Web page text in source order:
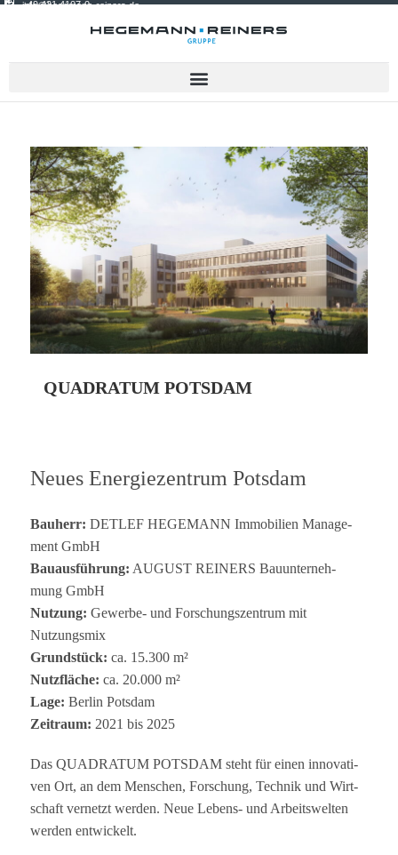
+49 421 4107-0
info@hegemann-reiners.de
QUADRATUM POTSDAM
Neues Ener­gie­zen­trum Potsdam
Bau­herr: DETLEF HEGEMANN Immo­bi­lien Manage­
ment GmbH
Bau­aus­füh­rung: AUGUST REINERS Bau­un­ter­neh­
mung GmbH
Nut­zung: Gewerbe- und For­schungs­zen­trum mit
Nutzungsmix
Grund­stück: ca. 15.300 m²
Nutz­flä­che: ca. 20.000 m²
Lage: Ber­lin Potsdam
Zeit­raum: 2021 bis 2025
Das QUADRATUM POTSDAM steht für einen inno­va­ti­
ven Ort, an dem Men­schen, For­schung, Tech­nik und Wirt­
schaft ver­netzt wer­den. Neue Lebens- und Arbeits­wel­ten
wer­den entwickelt.